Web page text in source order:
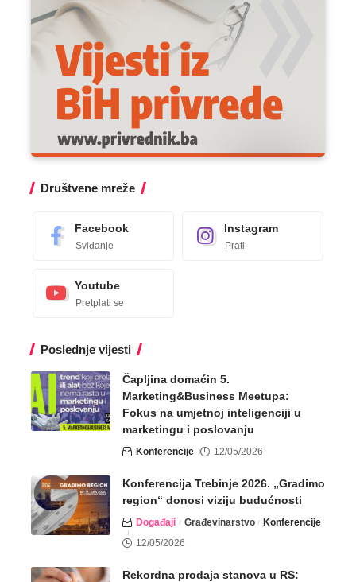
Društvene mreže
Facebook
Sviđanje
Instagram
Prati
Youtube
Pretplati se
Poslednje vijesti
Čapljina domaćin 5.
Marketing&Business Meetupa:
Fokus na umjetnoj inteligenciji u
marketingu i poslovanju
Konferencije 12/05/2026
Konferencija Trebinje 2026. „Gradimo
region“ donosi viziju budućnosti
Događaji Građevinarstvo
Konferencije
12/05/2026
Rekordna prodaja stanova u RS: